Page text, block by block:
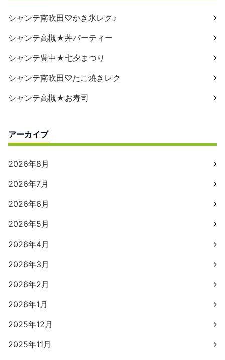
シャンテ南吹田♡かき氷レク♪
シャンテ高槻★丼パーティー
シャンテ豊中★七夕まつり
シャンテ南吹田♡たこ焼きレク
シャンテ高槻★お寿司
アーカイブ
2026年8月
2026年7月
2026年6月
2026年5月
2026年4月
2026年3月
2026年2月
2026年1月
2025年12月
2025年11月